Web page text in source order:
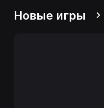
Новые игры